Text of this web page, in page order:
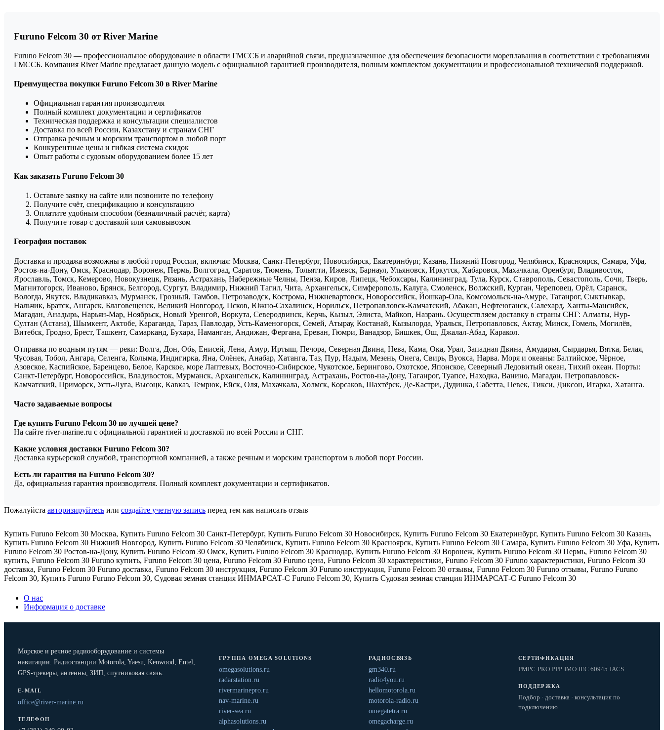
Furuno Felcom 30 от River Marine
Furuno Felcom 30 — профессиональное оборудование в области ГМССБ и аварийной связи, предназначенное для обеспечения безопасности мореплавания в соответствии с требованиями
ГМССБ. Компания River Marine предлагает данную модель с официальной гарантией производителя, полным комплектом документации и профессиональной технической поддержкой.
Преимущества покупки Furuno Felcom 30 в River Marine
Официальная гарантия производителя
Полный комплект документации и сертификатов
Техническая поддержка и консультации специалистов
Доставка по всей России, Казахстану и странам СНГ
Отправка речным и морским транспортом в любой порт
Конкурентные цены и гибкая система скидок
Опыт работы с судовым оборудованием более 15 лет
Как заказать Furuno Felcom 30
Оставьте заявку на сайте или позвоните по телефону
Получите счёт, спецификацию и консультацию
Оплатите удобным способом (безналичный расчёт, карта)
Получите товар с доставкой или самовывозом
География поставок
Доставка и продажа возможны в любой город России, включая: Москва, Санкт-Петербург, Новосибирск, Екатеринбург, Казань, Нижний Новгород, Челябинск, Красноярск, Самара, Уфа,
Ростов-на-Дону, Омск, Краснодар, Воронеж, Пермь, Волгоград, Саратов, Тюмень, Тольятти, Ижевск, Барнаул, Ульяновск, Иркутск, Хабаровск, Махачкала, Оренбург, Владивосток,
Ярославль, Томск, Кемерово, Новокузнецк, Рязань, Астрахань, Набережные Челны, Пенза, Киров, Липецк, Чебоксары, Калининград, Тула, Курск, Ставрополь, Севастополь, Сочи, Тверь,
Магнитогорск, Иваново, Брянск, Белгород, Сургут, Владимир, Нижний Тагил, Чита, Архангельск, Симферополь, Калуга, Смоленск, Волжский, Курган, Череповец, Орёл, Саранск,
Вологда, Якутск, Владикавказ, Мурманск, Грозный, Тамбов, Петрозаводск, Кострома, Нижневартовск, Новороссийск, Йошкар-Ола, Комсомольск-на-Амуре, Таганрог, Сыктывкар,
Нальчик, Братск, Ангарск, Благовещенск, Великий Новгород, Псков, Южно-Сахалинск, Норильск, Петропавловск-Камчатский, Абакан, Нефтеюганск, Салехард, Ханты-Мансийск,
Магадан, Анадырь, Нарьян-Мар, Ноябрьск, Новый Уренгой, Воркута, Северодвинск, Керчь, Кызыл, Элиста, Майкоп, Назрань. Осуществляем доставку в страны СНГ: Алматы, Нур-
Султан (Астана), Шымкент, Актобе, Караганда, Тараз, Павлодар, Усть-Каменогорск, Семей, Атырау, Костанай, Кызылорда, Уральск, Петропавловск, Актау, Минск, Гомель, Могилёв,
Витебск, Гродно, Брест, Ташкент, Самарканд, Бухара, Наманган, Андижан, Фергана, Ереван, Гюмри, Ванадзор, Бишкек, Ош, Джалал-Абад, Каракол.
Отправка по водным путям — реки: Волга, Дон, Обь, Енисей, Лена, Амур, Иртыш, Печора, Северная Двина, Нева, Кама, Ока, Урал, Западная Двина, Амударья, Сырдарья, Вятка, Белая,
Чусовая, Тобол, Ангара, Селенга, Колыма, Индигирка, Яна, Олёнек, Анабар, Хатанга, Таз, Пур, Надым, Мезень, Онега, Свирь, Вуокса, Нарва. Моря и океаны: Балтийское, Чёрное,
Азовское, Каспийское, Баренцево, Белое, Карское, море Лаптевых, Восточно-Сибирское, Чукотское, Берингово, Охотское, Японское, Северный Ледовитый океан, Тихий океан. Порты:
Санкт-Петербург, Новороссийск, Владивосток, Мурманск, Архангельск, Калининград, Астрахань, Ростов-на-Дону, Таганрог, Туапсе, Находка, Ванино, Магадан, Петропавловск-
Камчатский, Приморск, Усть-Луга, Высоцк, Кавказ, Темрюк, Ейск, Оля, Махачкала, Холмск, Корсаков, Шахтёрск, Де-Кастри, Дудинка, Сабетта, Певек, Тикси, Диксон, Игарка, Хатанга.
Часто задаваемые вопросы
Где купить Furuno Felcom 30 по лучшей цене?
На сайте river-marine.ru с официальной гарантией и доставкой по всей России и СНГ.
Какие условия доставки Furuno Felcom 30?
Доставка курьерской службой, транспортной компанией, а также речным и морским транспортом в любой порт России.
Есть ли гарантия на Furuno Felcom 30?
Да, официальная гарантия производителя. Полный комплект документации и сертификатов.
Пожалуйста авторизируйтесь или создайте учетную запись перед тем как написать отзыв
Купить Furuno Felcom 30 Москва, Купить Furuno Felcom 30 Санкт-Петербург, Купить Furuno Felcom 30 Новосибирск, Купить Furuno Felcom 30 Екатеринбург, Купить Furuno Felcom 30 Казань,
Купить Furuno Felcom 30 Нижний Новгород, Купить Furuno Felcom 30 Челябинск, Купить Furuno Felcom 30 Красноярск, Купить Furuno Felcom 30 Самара, Купить Furuno Felcom 30 Уфа, Купить
Furuno Felcom 30 Ростов-на-Дону, Купить Furuno Felcom 30 Омск, Купить Furuno Felcom 30 Краснодар, Купить Furuno Felcom 30 Воронеж, Купить Furuno Felcom 30 Пермь, Furuno Felcom 30
купить, Furuno Felcom 30 Furuno купить, Furuno Felcom 30 цена, Furuno Felcom 30 Furuno цена, Furuno Felcom 30 характеристики, Furuno Felcom 30 Furuno характеристики, Furuno Felcom 30
доставка, Furuno Felcom 30 Furuno доставка, Furuno Felcom 30 инструкция, Furuno Felcom 30 Furuno инструкция, Furuno Felcom 30 отзывы, Furuno Felcom 30 Furuno отзывы, Furuno Furuno
Felcom 30, Купить Furuno Furuno Felcom 30, Судовая земная станция ИНМАРСАТ-С Furuno Felcom 30, Купить Судовая земная станция ИНМАРСАТ-С Furuno Felcom 30
О нас
Информация о доставке
Морское и речное радиооборудование и системы
навигации. Радиостанции Motorola, Yaesu, Kenwood, Entel,
GPS-трекеры, антенны, ЗИП, спутниковая связь.
E-MAIL
office@river-marine.ru
ТЕЛЕФОН
ГРУППА OMEGA SOLUTIONS
omegasolutions.ru
radarstation.ru
rivermarinepro.ru
nav-marine.ru
river-sea.ru
alphasolutions.ru
РАДИОСВЯЗЬ
gm340.ru
radio4you.ru
hellomotorola.ru
motorola-radio.ru
omegatetra.ru
omegacharge.ru
СЕРТИФИКАЦИЯ
РМРС·РКО·РРР·IMO·IEC 60945·IACS
ПОДДЕРЖКА
Подбор · доставка · консультация по
подключению